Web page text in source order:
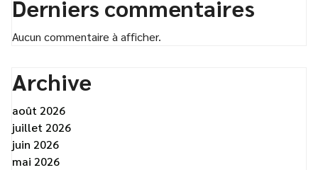
Derniers commentaires
Aucun commentaire à afficher.
Archive
août 2026
juillet 2026
juin 2026
mai 2026